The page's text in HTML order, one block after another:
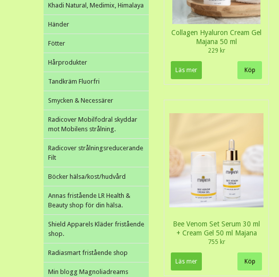
Khadi Natural, Medimix, Himalaya
Händer
Fötter
Hårprodukter
Tandkräm Fluorfri
Smycken & Necessärer
Radicover Mobilfodral skyddar
mot Mobilens strålning.
Radicover strålningsreducerande
Filt
Böcker hälsa/kost/hudvård
Annas fristående LR Health &
Beauty shop för din hälsa.
Shield Apparels Kläder fristående
shop.
Radiasmart fristående shop
Min blogg Magnoliadreams
Collagen Hyaluron Cream Gel
Majana 50 ml
229 kr
Läs mer
Bee Venom Set Serum 30 ml
+ Cream Gel 50 ml Majana
755 kr
Läs mer